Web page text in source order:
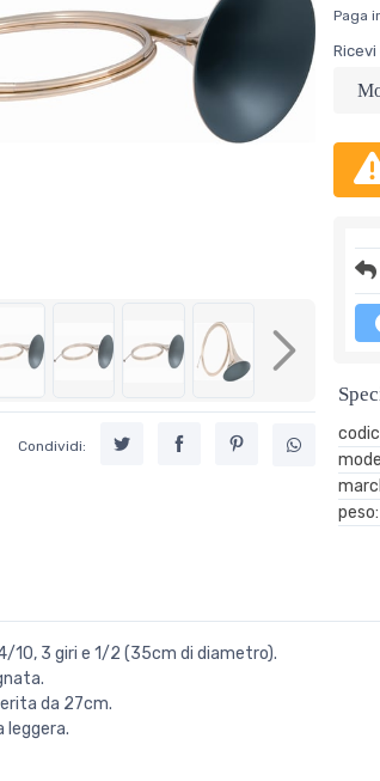
Next
Condividi:
Paga
peso:
10, 3 giri e 1/2 (35cm di diametro).
da 27cm.
leggera.